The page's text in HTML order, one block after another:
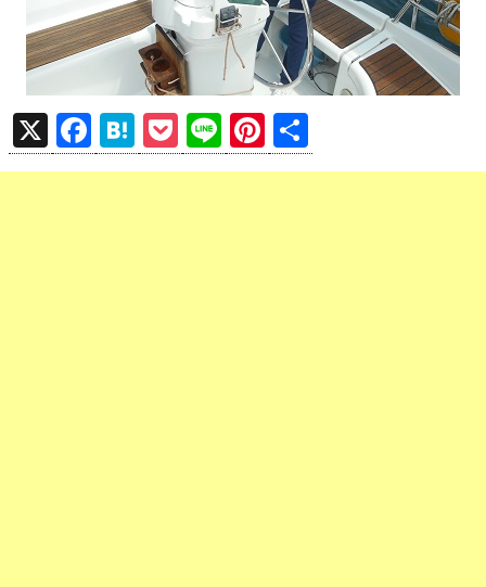
X
F
a
H
at
P
o
Li
n
Pi
nt 有